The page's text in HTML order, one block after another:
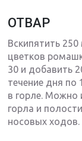
ОТВАР
Вскипятить
цветков
30 и добавить
течение дня по
в горле. Можно
горла и
носовых ходов.